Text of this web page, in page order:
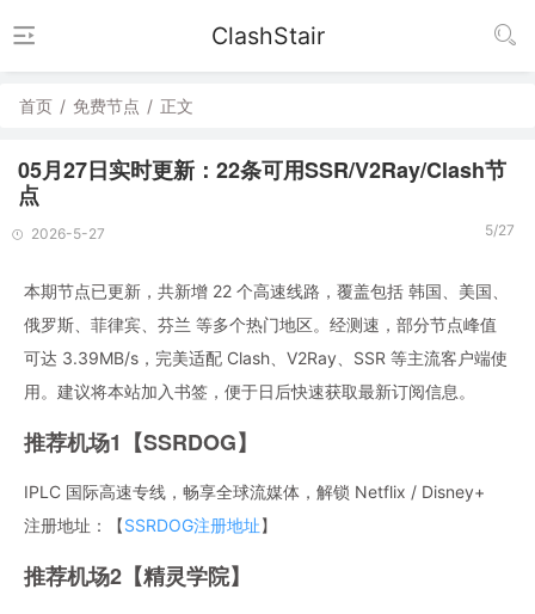
ClashStair
首页 / 免费节点 / 正文
05月27日实时更新：22条可用SSR/V2Ray/Clash节
点
2026-5-27 5/27
本期节点已更新，共新增 22 个高速线路，覆盖包括 韩国、美国、
俄罗斯、菲律宾、芬兰 等多个热门地区。经测速，部分节点峰值
可达 3.39MB/s，完美适配 Clash、V2Ray、SSR 等主流客户端使
用。建议将本站加入书签，便于日后快速获取最新订阅信息。
推荐机场1【SSRDOG】
IPLC 国际高速专线，畅享全球流媒体，解锁 Netflix / Disney+
注册地址：【SSRDOG注册地址】
推荐机场2【精灵学院】